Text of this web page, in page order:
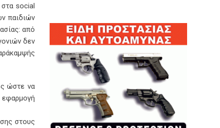
στα social
παιδιών
από
δεν
ώστε να
εφαρμογή
στους